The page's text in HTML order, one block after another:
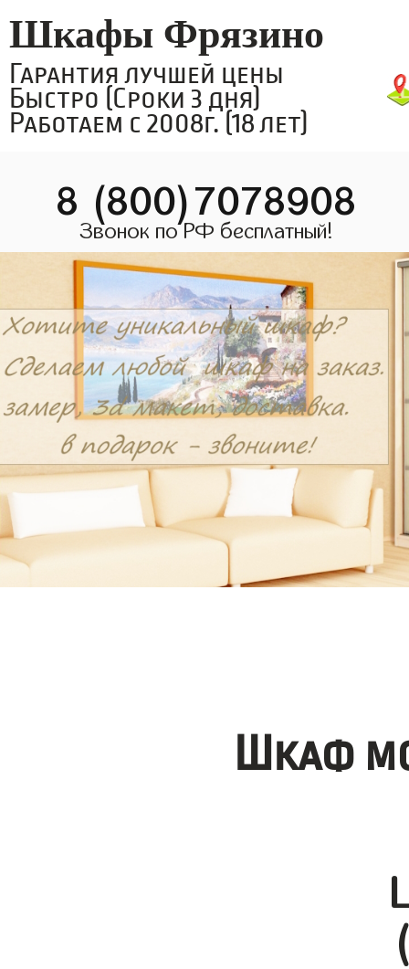
Шкафы Фрязино
Гарантия лучшей цены
Быстро (Сроки 3 дня)
Работаем с 2008г. (18 лет)
8 (800)7078908
Звонок по РФ бесплатный!
Шкаф